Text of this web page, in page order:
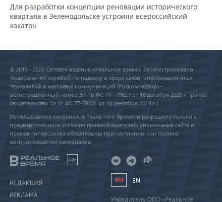
Для разработки концепции реновации исторического
квартала в Зеленодольске устроили всероссийский
хакатон
© 2015 - 2026 Сетевое издание «Реальное время» Зарегистрировано
Федеральной службой по надзору в сфере связи, информационных
технологий и массовых коммуникаций (Роскомнадзор) –
регистрационный номер ЭЛ № ФС 77 - 79627 от 18 декабря 2020 г. (ранее
свидетельство Эл № ФС 77-59331 от 18 сентября 2014 г.)
Использование материалов Реального Времени разрешено только с
предварительного согласия правообладателей, упоминание сайта и
прямая гиперссылка обязательны при частичном или полном
воспроизведении материалов.
18+
РЕДАКЦИЯ
РЕКЛАМА
RU EN
Учредитель ООО «Реальное